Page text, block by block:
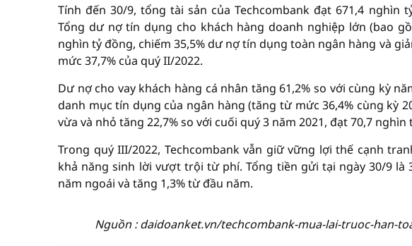
Tính đến 30/9, tổng tài sản của Techcombank đạt 671,4 nghìn
Tổng dư nợ tín dụng cho khách hàng doanh nghiệp lớn (bao
nghìn tỷ đồng, chiếm 35,5% dư nợ tín dụng toàn ngân hàng và
mức 37,7% của quý II/2022.
Dư nợ cho vay khách hàng cá nhân tăng 61,2% so với cùng kỳ
danh mục tín dụng của ngân hàng (tăng từ mức 36,4% cùng kỳ
vừa và nhỏ tăng 22,7% so với cuối quý 3 năm 2021, đạt 70,7 nghìn
Trong quý III/2022, Techcombank vẫn giữ vững lợi thế cạnh
khả năng sinh lời vượt trội từ phí. Tổng tiền gửi tại ngày 30/9 là
năm ngoái và tăng 1,3% từ đầu năm.
Nguồn : daidoanket.vn/techcombank-mua-lai-truoc-han-